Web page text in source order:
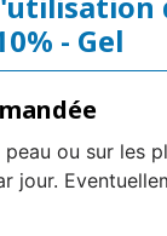
- Gel
ou sur les
jour.